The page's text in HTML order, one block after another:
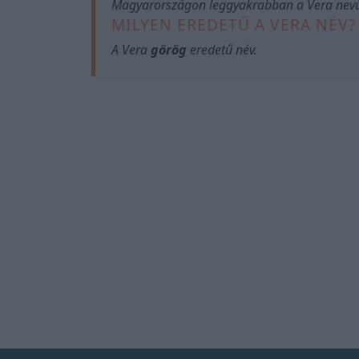
Magyarországon leggyakrabban a Vera
MILYEN EREDETŰ A VERA NÉV?
A Vera görög eredetű név.